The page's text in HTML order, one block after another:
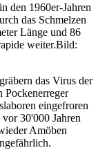
den 1960er-Jahren
das Schmelzen
Länge und 86
weiter.Bild:
das Virus der
Pockenerreger
eingefroren
30'000 Jahren
Amöben